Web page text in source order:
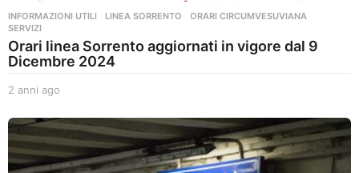
INFORMAZIONI UTILI ,LINEA SORRENTO ,ORARI CIRCUMVESUVIANA
SERVIZI
Orari linea Sorrento aggiornati in vigore dal 9
Dicembre 2024
2 anni ago
n
n
i
a